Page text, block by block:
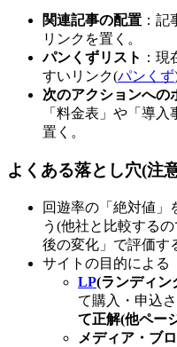
関連記事の配置 ：
リンクを置く。
パンくずリスト ：
すいリンク(パンくず
次のアクションへの
「料金表」や「導
置く。
よくある落とし穴(注
回遊率の「絶対値」
う(他社と比較する
後の変化」で評価す
サイトの目的による
LP(ランディン
て購入・申込
て正解(他ペー
メディア・ブ